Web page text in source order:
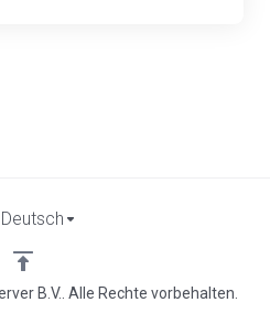
B.V.. Alle Rechte vorbehalten.
Deutsch